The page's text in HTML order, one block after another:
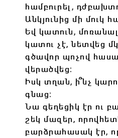
համբուրել,
Անկյունից մի մուկ
Եվ կատուն,
կատու չէ, նետվեց
գծավոր պոչով
վերածվեց։
Իսկ տղան, ի՞նչ
գնաց։
Նա գեղեցիկ էր ու
շեկ մազեր,
բարձրահասակ էր,